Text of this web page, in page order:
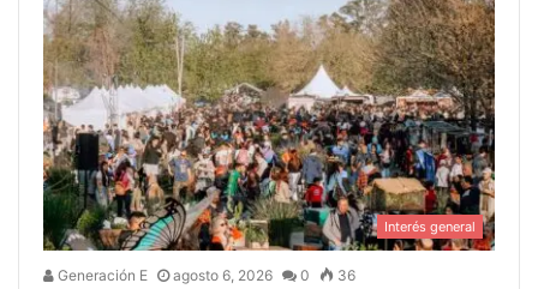
Interés general
Generación E agosto 6, 2026 0 36